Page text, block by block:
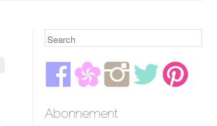
Search
Abonnement